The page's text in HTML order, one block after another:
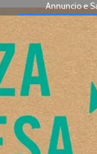
Annuncio e